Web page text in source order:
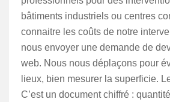
bâtiments industriels ou centres
connaitre les coûts de notre
nous envoyer une demande de
web. Nous nous déplaçons pour
lieux, bien mesurer la superficie.
C’est un document chiffré :